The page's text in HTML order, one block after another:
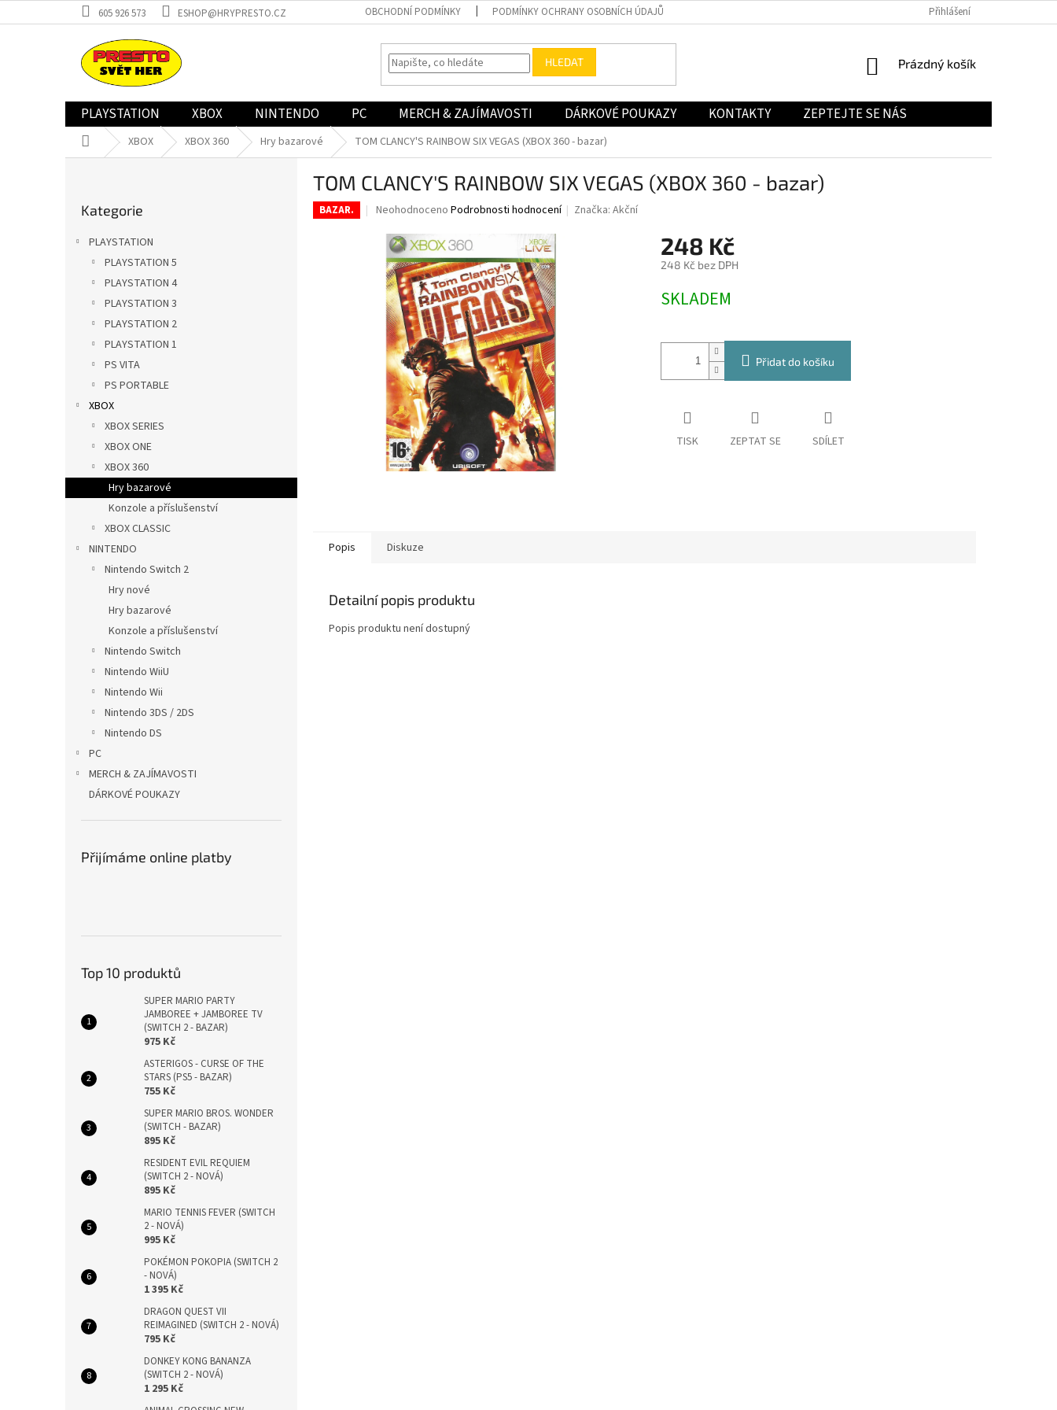
na
605 926 573 ESHOP@HRYPRESTO.CZ OBCHODNÍ PODMÍNKY PODMÍNKY OCHRANY OSOBNÍCH ÚDAJŮ Přihlášení
HLEDAT
NÁKUPNÍ
Prázdný košík
PLAYSTATION XBOX NINTENDO PC MERCH & ZAJÍMAVOSTI DÁRKOVÉ POUKAZY KONTAKTY ZEPTEJTE SE NÁS
Domů XBOX XBOX 360 Hry bazarové TOM CLANCY'S RAINBOW SIX VEGAS (XBOX 360 - bazar)
kategorie
Kategorie
PLAYSTATION
PLAYSTATION 5
PLAYSTATION 4
PLAYSTATION 3
PLAYSTATION 2
PLAYSTATION 1
PS VITA
PS PORTABLE
XBOX
XBOX SERIES
XBOX ONE
XBOX 360
Hry bazarové
Konzole a příslušenství
XBOX CLASSIC
NINTENDO
Nintendo Switch 2
Hry nové
Hry bazarové
Konzole a příslušenství
Nintendo Switch
Nintendo WiiU
Nintendo Wii
Nintendo 3DS / 2DS
Nintendo DS
PC
MERCH & ZAJÍMAVOSTI
DÁRKOVÉ POUKAZY
Přijímáme online platby
Top 10 produktů
SUPER MARIO PARTY
JAMBOREE + JAMBOREE TV
(SWITCH 2 - BAZAR)
975 Kč
ASTERIGOS - CURSE OF THE
STARS (PS5 - BAZAR)
755 Kč
SUPER MARIO BROS. WONDER
(SWITCH - BAZAR)
895 Kč
RESIDENT EVIL REQUIEM
(SWITCH 2 - NOVÁ)
895 Kč
MARIO TENNIS FEVER (SWITCH
2 - NOVÁ)
995 Kč
POKÉMON POKOPIA (SWITCH 2
- NOVÁ)
1 395 Kč
DRAGON QUEST VII
REIMAGINED (SWITCH 2 - NOVÁ)
795 Kč
DONKEY KONG BANANZA
(SWITCH 2 - NOVÁ)
1 295 Kč
TOM CLANCY'S RAINBOW SIX VEGAS (XBOX 360 - bazar)
BAZAR.
Průměrné
produktu
0,0
hvězdiček.
Neohodnoceno Podrobnosti hodnocení Značka:Akční
248 Kč
248 Kč bez DPH
cena:
SKLADEM
Přidat do košíku
TISK ZEPTAT SE SDÍLET
Popis Diskuze
Detailní popis produktu
Popis produktu není dostupný